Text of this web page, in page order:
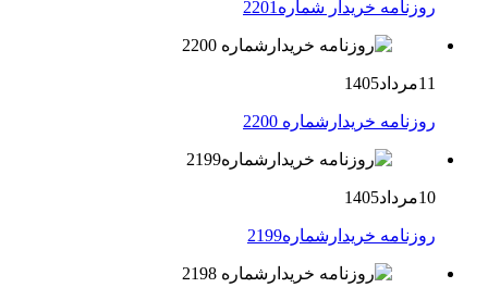
روزنامه خریدار شماره2201
11مرداد1405
روزنامه خریدارشماره 2200
10مرداد1405
روزنامه خریدارشماره2199